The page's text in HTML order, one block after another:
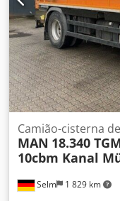
Selm 1 829 km
Camião-cisterna
MAN 18.340
10cbm Kanal